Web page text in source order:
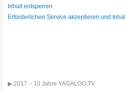
Inhalt entsperren
Erforderlichen Service akzeptieren und
▶ 2017 – 10 Jahre YAGALOO.TV